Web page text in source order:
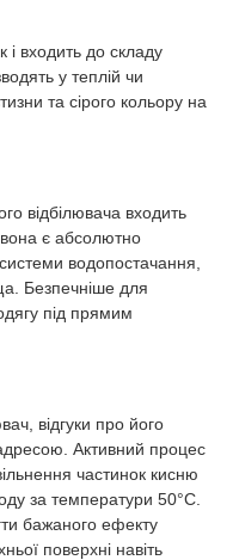
і входить до складу
у теплій чи
та сірого кольору на
відбілювача входить
є абсолютно
водопостачання,
Безпечніше для
під прямим
відгуки про його
Активний процес
частинок кисню
за температури 50°С.
бажаного ефекту
поверхні навіть